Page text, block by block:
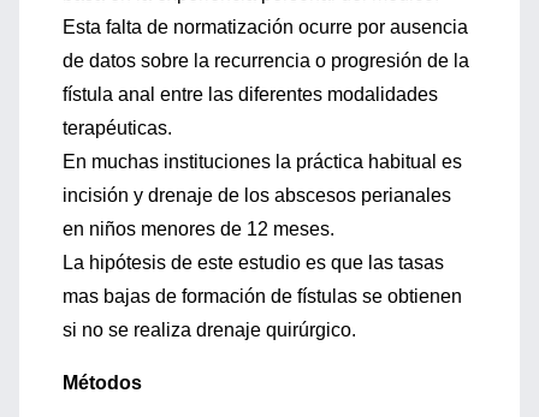
Esta falta de normatización ocurre por ausencia
de datos sobre la recurrencia o progresión de la
fístula anal entre las diferentes modalidades
terapéuticas.
En muchas instituciones la práctica habitual es
incisión y drenaje de los abscesos perianales
en niños menores de 12 meses.
La hipótesis de este estudio es que las tasas
mas bajas de formación de fístulas se obtienen
si no se realiza drenaje quirúrgico.
Métodos